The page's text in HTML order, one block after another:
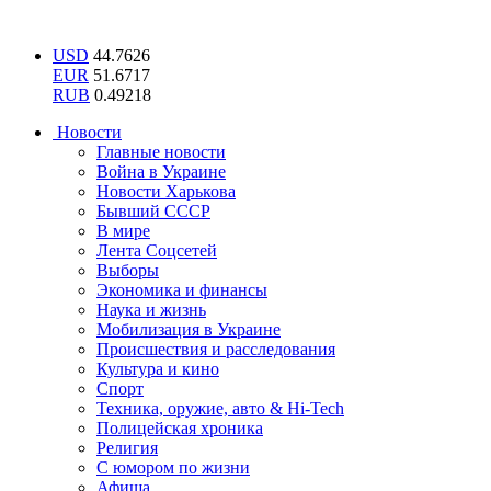
USD 44.7626
EUR 51.6717
RUB 0.49218
Новости
Главные новости
Война в Украине
Новости Харькова
Бывший СССР
В мире
Лента Соцсетей
Выборы
Экономика и финансы
Наука и жизнь
Мобилизация в Украине
Происшествия и расследования
Культура и кино
Спорт
Техника, оружие, авто & Hi-Tech
Полицейская хроника
Религия
С юмором по жизни
Афиша